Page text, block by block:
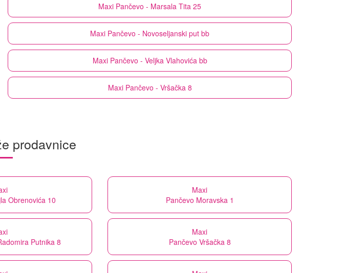
Maxi Pančevo - Marsala Tita 25
Maxi Pančevo - Novoseljanski put bb
Maxi Pančevo - Veljka Vlahovića bb
Maxi Pančevo - Vršačka 8
prodavnice
Obrenovića 10
Maxi
Pančevo Moravska 1
Putnika 8
Maxi
Pančevo Vršačka 8